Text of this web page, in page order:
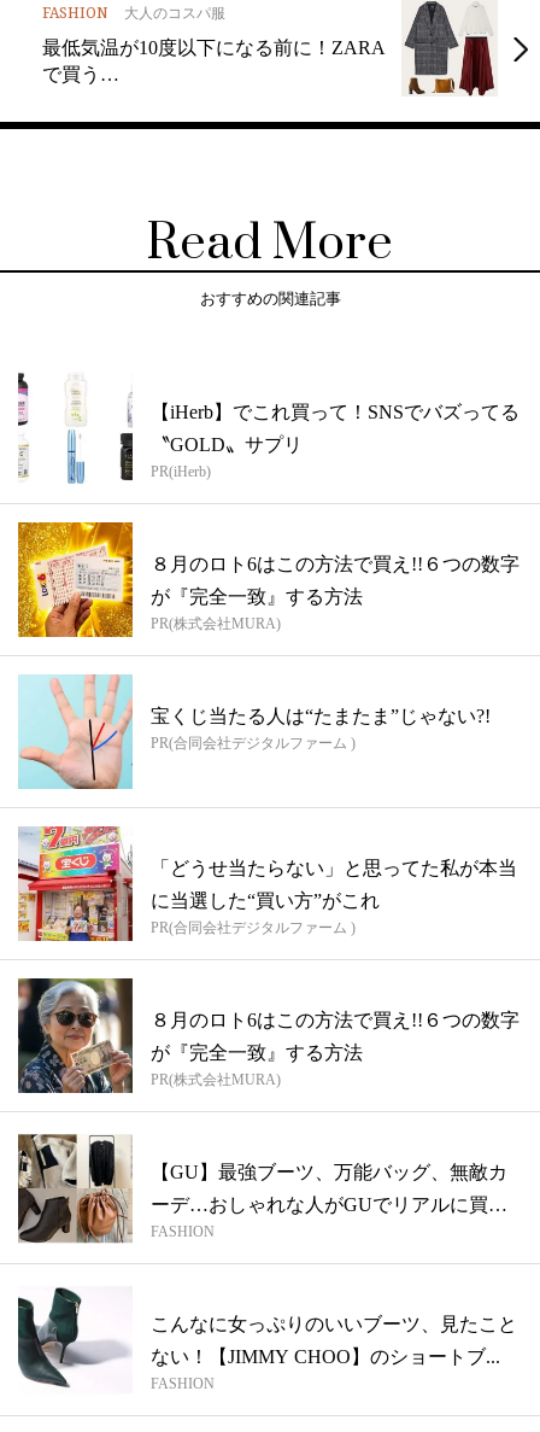
FASHION 大人のコスパ服
最低気温が10度以下になる前に！ZARA
で買う…
Read More
おすすめの関連記事
【iHerb】でこれ買って！SNSでバズってる
〝GOLD〟サプリ
PR(iHerb)
８月のロト6はこの方法で買え!!６つの数字
が『完全一致』する方法
PR(株式会社MURA)
宝くじ当たる人は“たまたま”じゃない?!
PR(合同会社デジタルファーム )
「どうせ当たらない」と思ってた私が本当
に当選した“買い方”がこれ
PR(合同会社デジタルファーム )
８月のロト6はこの方法で買え!!６つの数字
が『完全一致』する方法
PR(株式会社MURA)
【GU】最強ブーツ、万能バッグ、無敵カ
ーデ…おしゃれな人がGUでリアルに買っ
たも...
FASHION
こんなに女っぷりのいいブーツ、見たこと
ない！【JIMMY CHOO】のショートブ...
FASHION